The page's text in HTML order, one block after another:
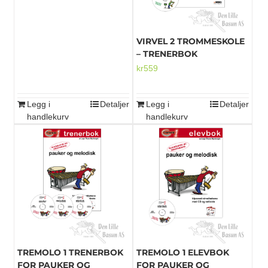
Legg i
handlekurv
Detaljer
VIRVEL 2 TROMMESKOLE
– TRENERBOK
kr559
Legg i
handlekurv
Detaljer
TREMOLO 1 TRENERBOK
FOR PAUKER OG
TREMOLO 1 ELEVBOK
FOR PAUKER OG